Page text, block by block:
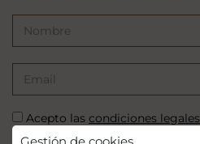
Acepto las condiciones legales